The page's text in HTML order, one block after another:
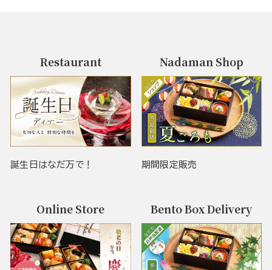
Restaurant
誕生日はなだ万で！
Nadaman Shop
期間限定販売
Online Store Bento Box Delivery